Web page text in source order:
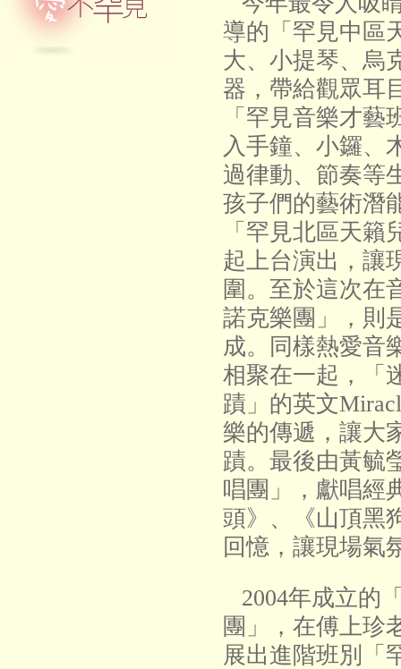
導的「罕見中區
大、小提琴、烏
器，帶給觀眾耳
「罕見音樂才
入手鐘、小鑼、
過律動、節奏等
孩子們的藝術潛
「罕見北區天
起上台演出，讓
圍。 至於這次在
諾克樂團」，則
成。同樣熱愛音
相聚在一起，「
蹟」的英文
樂的傳遞，讓大
蹟。最後由黃毓
唱團」，獻唱經
頭》、《山頂黑
回憶，讓現場氣
2004年成立的
團」，在傅上珍
展出進階班別「